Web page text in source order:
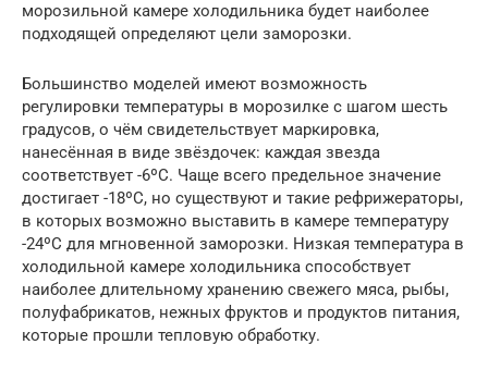
морозильной камере холодильника будет наиболее
подходящей определяют цели заморозки.
Большинство моделей имеют возможность
регулировки температуры в морозилке с шагом шесть
градусов, о чём свидетельствует маркировка,
нанесённая в виде звёздочек: каждая звезда
соответствует -6ºС. Чаще всего предельное значение
достигает -18ºС, но существуют и такие рефрижераторы,
в которых возможно выставить в камере температуру
-24ºС для мгновенной заморозки. Низкая температура в
холодильной камере холодильника способствует
наиболее длительному хранению свежего мяса, рыбы,
полуфабрикатов, нежных фруктов и продуктов питания,
которые прошли тепловую обработку.